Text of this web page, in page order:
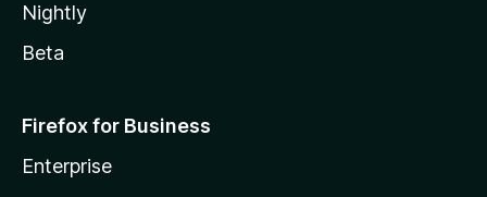
Nightly
Beta
Firefox for Business
Enterprise